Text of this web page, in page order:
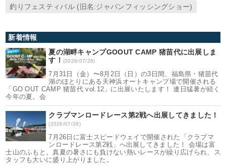
釣りフェスティバル (旧名:ジャパンフィッシングショー)
新着情報
夏の湖畔キャンプGOOUT CAMP 猪苗代に出展しま
す！ (2026/07/28)
7月31日（金）〜8月2日（日）の3日間、福島県・猪苗代
湖のほとりにある天神浜オートキャンプ場で開催される
「GO OUT CAMP 猪苗代 vol.12」に出展いたします！ 連日猛暑が続く
今年の夏。会
クラブマンロードレース第2戦へ出展してきました！
(2026/07/28)
7月26日に富士スピードウェイで開催された「クラブマ
ンロードレース第2戦」へ出展してきました！ 会場は富
士山のふもと。真夏の暑さにも負けない熱いレースが繰り広げられ、ス
タッフも大いに盛り上がりました。